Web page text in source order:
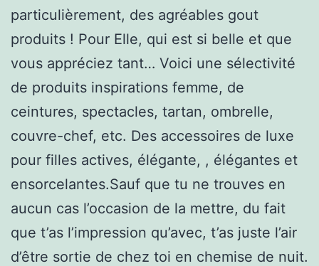
particulièrement, des agréables gout
produits ! Pour Elle, qui est si belle et que
vous appréciez tant… Voici une sélectivité
de produits inspirations femme, de
ceintures, spectacles, tartan, ombrelle,
couvre-chef, etc. Des accessoires de luxe
pour filles actives, élégante, , élégantes et
ensorcelantes.Sauf que tu ne trouves en
aucun cas l’occasion de la mettre, du fait
que t’as l’impression qu’avec, t’as juste l’air
d’être sortie de chez toi en chemise de nuit.